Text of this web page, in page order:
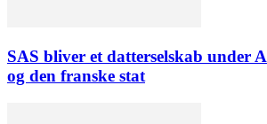
SAS bliver et datterselskab under
og den franske stat